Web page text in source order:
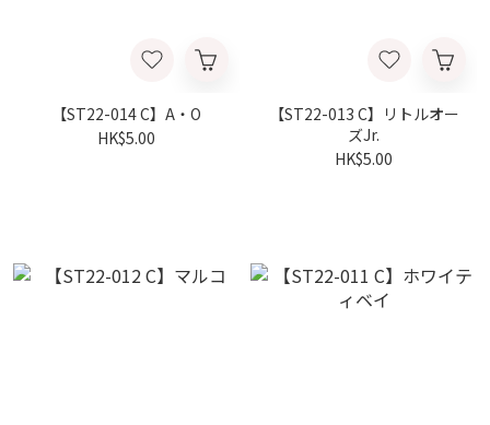
【ST22-014 C】A・O
HK$5.00
【ST22-013 C】リトルオー
ズJr.
HK$5.00